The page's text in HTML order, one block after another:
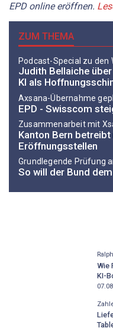
EPD online eröffnen.
ZUM THEMA
Podcast-Special zu den
Judith Bellaiche
KI als
Axsana-Übernahme
EPD - Swisscom
Zusammenarbeit mit
Kanton Bern betreibt
Eröffnungsstellen
Grundlegende Prüfung
So will der Bund
Wie
KI-